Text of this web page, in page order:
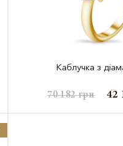
Каблучка з
70 182грн 42